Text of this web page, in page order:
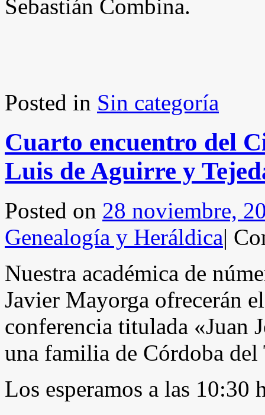
Sebastián Combina.
Posted in Sin categoría
Cuarto encuentro del
Luis de Aguirre y
Posted on 28 noviembre,
Genealogía y Heráldica|
Nuestra académica de
Javier Mayorga ofrecerán
conferencia titulada «Juan
una familia de Córdoba
Los esperamos a las